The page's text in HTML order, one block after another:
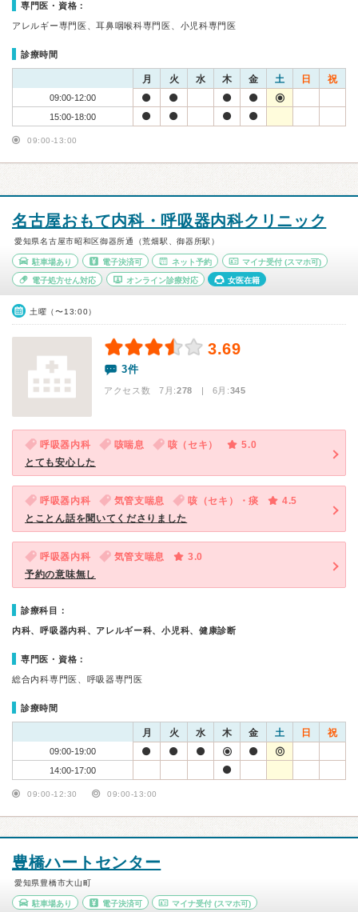
専門医・資格：
アレルギー専門医、耳鼻咽喉科専門医、小児科専門医
診療時間
月 火 水 木 金 土 日 祝
09:00-12:00
15:00-18:00
09:00-13:00
名古屋おもて内科・呼吸器内科クリニック
愛知県名古屋市昭和区御器所通（荒畑駅、御器所駅）
駐車場あり 電子決済可 ネット予約 マイナ受付 (スマホ可)
電子処方せん対応 オンライン診療対応 女医在籍
土曜（〜13:00）
3.69
3件
アクセス数 7月:278 | 6月:345
呼吸器内科 咳喘息 咳（セキ）
5.0
とても安心した
呼吸器内科 気管支喘息 咳（セキ）・痰
4.5
とことん話を聞いてくださりました
呼吸器内科 気管支喘息
3.0
予約の意味無し
診療科目：
内科、呼吸器内科、アレルギー科、小児科、健康診断
専門医・資格：
総合内科専門医、呼吸器専門医
診療時間
月 火 水 木 金 土 日 祝
09:00-19:00
14:00-17:00
09:00-12:30 09:00-13:00
豊橋ハートセンター
愛知県豊橋市大山町
駐車場あり 電子決済可 マイナ受付 (スマホ可)